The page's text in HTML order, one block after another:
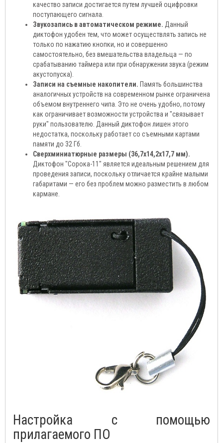
качество записи достигается путем лучшей оцифровки
поступающего сигнала.
Звукозапись в автоматическом режиме. Данный
диктофон удобен тем, что может осуществлять запись не
только по нажатию кнопки, но и совершенно
самостоятельно, без вмешательства владельца — по
срабатыванию таймера или при обнаружении звука (режим
акустопуска).
Записи на съемные накопители. Память большинства
аналогичных устройств на современном рынке ограничена
объемом внутреннего чипа. Это не очень удобно, потому
как ограничивает возможности устройства и "связывает
руки" пользователю. Данный диктофон лишен этого
недостатка, поскольку работает со съемными картами
памяти до 32 Гб.
Сверхминиатюрные размеры (36,7x14,2x17,7 мм).
Диктофон "Сорока-11" является идеальным решением для
проведения записи, поскольку отличается крайне малыми
габаритами — его без проблем можно разместить в любом
кармане.
Настройка с помощью
прилагаемого ПО